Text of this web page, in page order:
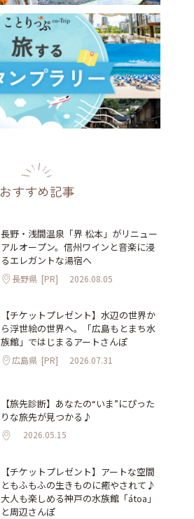
おすすめ記事
長野・浅間温泉「界 松本」がリニュー
アルオープン。信州ワインと音楽に浸
るエレガントな湯宿へ
長野県 [PR] 2026.08.05
【チケットプレゼント】水辺の世界か
ら浮世絵の世界へ。「広島もとまち水
族館」ではじまるアートさんぽ
広島県 [PR] 2026.07.31
【旅先診断】あなたの“いま”にぴった
りな旅先が見つかる♪
2026.05.15
【チケットプレゼント】アートな空間
ともふもふの生きものに癒やされて♪
大人も楽しめる神戸の水族館「átoa」
と周辺さんぽ